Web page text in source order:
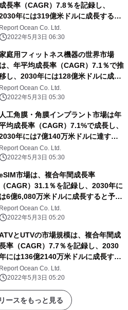
成長率（CAGR）7.8％を記録し、
年には319億米ドルに成長すると
予測される
Report Ocean Co. Ltd.
2022年5月3日 06:30
庭用フィットネス機器の世界市場
は、年平均成長率（CAGR）7.1％で推
し、2030年には128億米ドルに成長
すると予測
Report Ocean Co. Ltd.
2022年5月3日 05:30
人工角膜・角膜インプラント市場は年
均成長率（CAGR）7.1%で成長し、
年には7億140万米ドルに達する
と予測される
Report Ocean Co. Ltd.
2022年5月3日 05:30
市場は、複合年間成長率
（CAGR）31.1％を記録し、2030年に
は6億6,080万米ドルに成長すると予測
される
Report Ocean Co. Ltd.
2022年5月3日 05:20
とUTVの市場規模は、複合年間成
率（CAGR）7.7％を記録し、2030
には136億2140万米ドルに成長する
と予測される
Report Ocean Co. Ltd.
2022年5月3日 05:20
ースをもっと見る